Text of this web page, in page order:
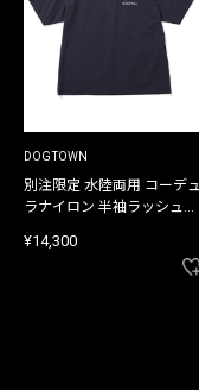
DOGTOWN
別注限定 水陸両用 コーデュ
ラナイロン 半袖ラッシュガ
¥14,300